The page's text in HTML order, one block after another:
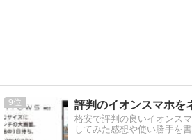
9 評判のイオンスマホを
格安で評判の良いイオンス
してみた感想や使い勝手を